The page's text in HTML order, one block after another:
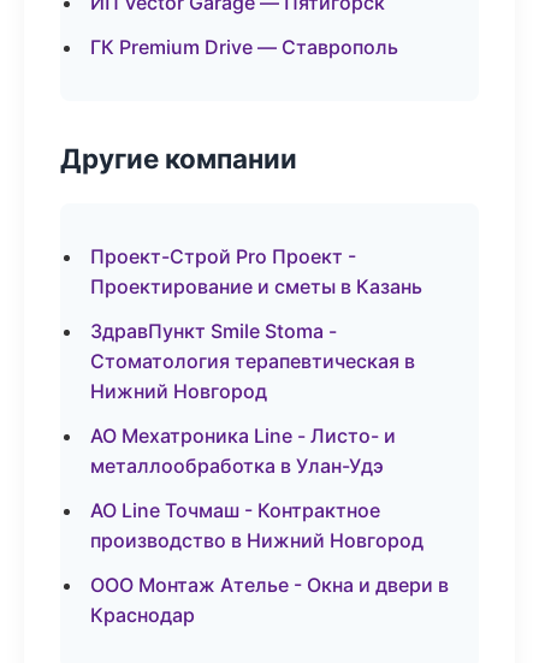
ГК Premium Drive — Ставрополь
Другие компании
Проект-Строй Pro Проект -
Проектирование и сметы в Казань
ЗдравПункт Smile Stoma -
Стоматология терапевтическая в
Нижний Новгород
АО Мехатроника Line - Листо- и
металлообработка в Улан-Удэ
АО Line Точмаш - Контрактное
производство в Нижний Новгород
ООО Монтаж Ателье - Окна и двери в
Краснодар